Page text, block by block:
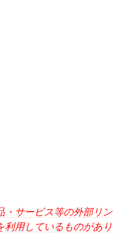
サービス等の外部リン
利用しているものがあり